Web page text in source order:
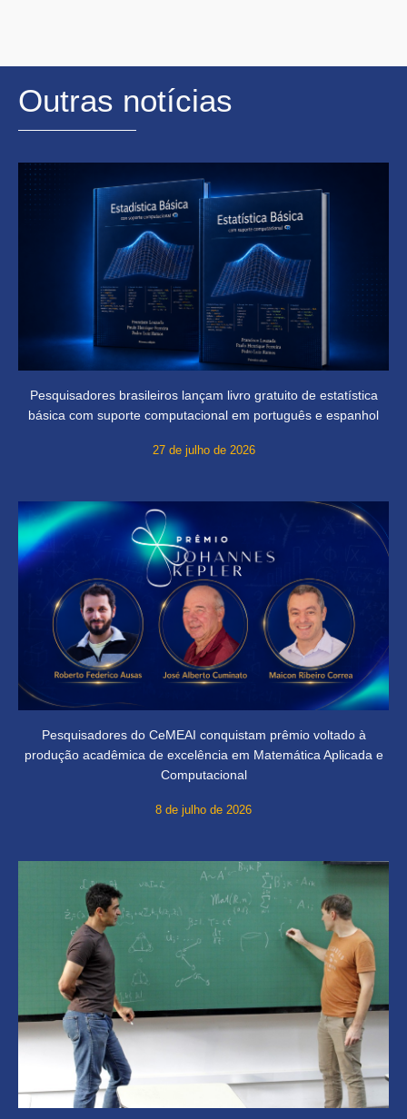
Outras notícias
Pesquisadores brasileiros lançam livro gratuito de estatística
básica com suporte computacional em português e espanhol
27 de julho de 2026
Pesquisadores do CeMEAI conquistam prêmio voltado à
produção acadêmica de excelência em Matemática Aplicada e
Computacional
8 de julho de 2026